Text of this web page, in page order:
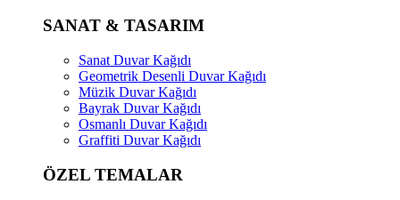
SANAT & TASARIM
Sanat Duvar Kağıdı
Geometrik Desenli Duvar Kağıdı
Müzik Duvar Kağıdı
Bayrak Duvar Kağıdı
Osmanlı Duvar Kağıdı
Graffiti Duvar Kağıdı
ÖZEL TEMALAR